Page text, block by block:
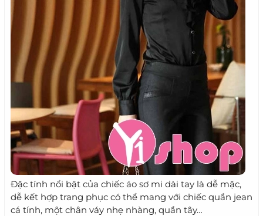
Đặc tính nổi bật của chiếc áo sơ mi dài tay là dễ mặc,
dễ kết hợp trang phục có thể mang với chiếc quần jean
cá tính, một chân váy nhẹ nhàng, quần tây…